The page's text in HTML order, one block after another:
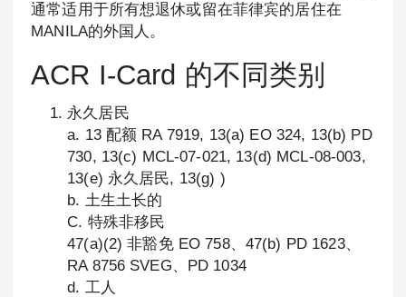
通常适用于所有想退休或留在菲律宾的居住在
MANILA的外国人。
ACR I-Card 的不同类别
永久居民
a. 13 配额 RA 7919, 13(a) EO 324, 13(b) PD
730, 13(c) MCL-07-021, 13(d) MCL-08-003,
13(e) 永久居民, 13(g) )
b. 土生土长的
C. 特殊非移民
47(a)(2) 非豁免 EO 758、47(b) PD 1623、
RA 8756 SVEG、PD 1034
d. 工人